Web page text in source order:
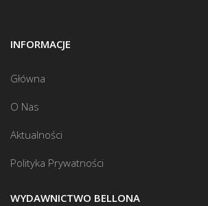
INFORMACJE
Główna
O Nas
Aktualności
Polityka Prywatności
WYDAWNICTWO BELLONA